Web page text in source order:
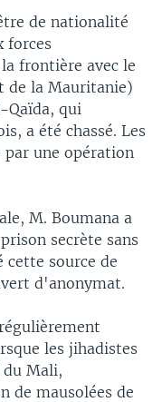
de nationalité
forces
frontière avec le
de la Mauritanie)
Qaïda, qui
a été chassé. Les
par une opération
M. Boumana a
secrète sans
source de
d'anonymat.
les jihadistes
du Mali,
de mausolées de